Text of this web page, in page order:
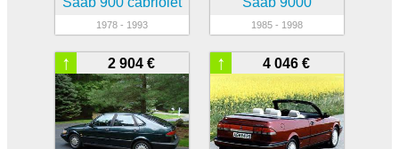
1978 - 1993 1985 - 1998
2 904 €
↑ 4 046 €
↑